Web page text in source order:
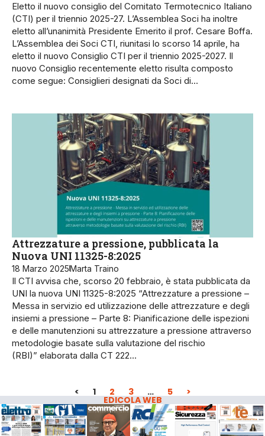
Eletto il nuovo consiglio del Comitato Termotecnico Italiano
(CTI) per il triennio 2025-27. L’Assemblea Soci ha inoltre
eletto all’unanimità Presidente Emerito il prof. Cesare Boffa.
L’Assemblea dei Soci CTI, riunitasi lo scorso 14 aprile, ha
eletto il nuovo Consiglio CTI per il triennio 2025-2027. Il
nuovo Consiglio recentemente eletto risulta composto
come segue: Consiglieri designati da Soci di…
Attrezzature a pressione, pubblicata la
Nuova UNI 11325-8:2025
18 Marzo 2025Marta Traino
Il CTI avvisa che, scorso 20 febbraio, è stata pubblicata da
UNI la nuova UNI 11325-8:2025 “Attrezzature a pressione –
Messa in servizio ed utilizzazione delle attrezzature e degli
insiemi a pressione – Parte 8: Pianificazione delle ispezioni
e delle manutenzioni su attrezzature a pressione attraverso
metodologie basate sulla valutazione del rischio
(RBI)” elaborata dalla CT 222…
< 1 2 3 … 5 >
EDICOLA WEB